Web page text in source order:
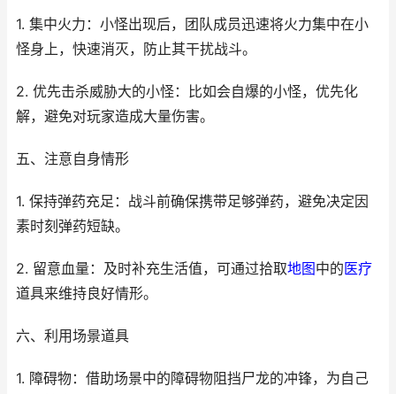
1. 集中火力：小怪出现后，团队成员迅速将火力集中在小
怪身上，快速消灭，防止其干扰战斗。
2. 优先击杀威胁大的小怪：比如会自爆的小怪，优先化
解，避免对玩家造成大量伤害。
五、注意自身情形
1. 保持弹药充足：战斗前确保携带足够弹药，避免决定因
素时刻弹药短缺。
2. 留意血量：及时补充生活值，可通过拾取地图中的医疗
道具来维持良好情形。
六、利用场景道具
1. 障碍物：借助场景中的障碍物阻挡尸龙的冲锋，为自己